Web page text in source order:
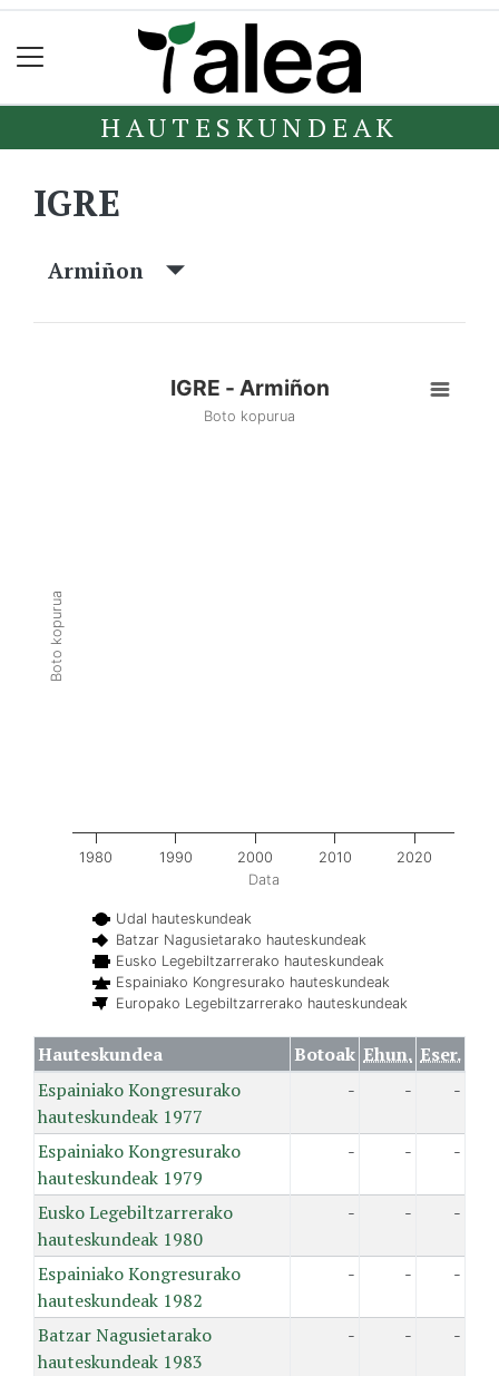
HAUTESKUNDEAK
IGRE
Armiñon
Data
Boto kopurua
IGRE - Armiñon
Boto kopurua
Udal hauteskundeak
Batzar Nagusietarako hauteskundeak
Eusko Legebiltzarrerako hauteskundeak
Espainiako Kongresurako hauteskundeak
Europako Legebiltzarrerako hauteskundeak
1980 1990 2000 2010 2020
Hauteskundea Botoak Ehun. Eser.
Espainiako Kongresurako
hauteskundeak 1977
- - -
Espainiako Kongresurako
hauteskundeak 1979
- - -
Eusko Legebiltzarrerako
hauteskundeak 1980
- - -
Espainiako Kongresurako
hauteskundeak 1982
- - -
Batzar Nagusietarako
hauteskundeak 1983
- - -